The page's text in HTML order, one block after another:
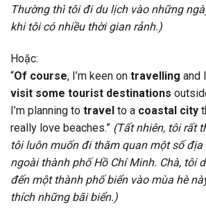
Thường thì tôi đi du lịch vào những
khi tôi có nhiều thời gian rảnh.)
Hoặc:
“Of course, I’m keen on travelling and
visit some tourist destinations
I’m planning to travel to a coastal city
really love beaches.” (Tất nhiên, tôi rất
tôi luôn muốn đi thăm quan một số địa
ngoài thành phố Hồ Chí Minh. Chà, tôi
đến một thành phố biển vào mùa hè
thích những bãi biển.)